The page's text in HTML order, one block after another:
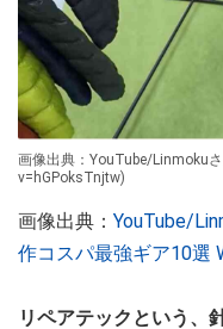
画像出典：YouTube/Linmoku
v=hGPoksTnjtw)
画像出典： YouTube/
作コスパ最強ギア10選
リペアテックという、